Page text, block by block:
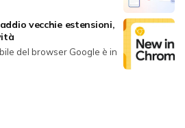
vecchie estensioni,
del browser Google è in